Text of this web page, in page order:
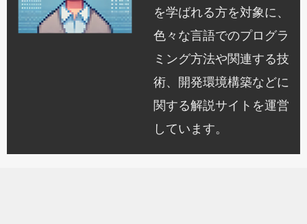
を学ばれる方を対象に、
色々な言語でのプログラ
ミング方法や関連する技
術、開発環境構築などに
関する解説サイトを運営
しています。